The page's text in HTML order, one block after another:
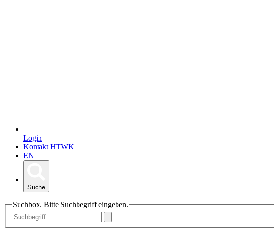
Login
Kontakt HTWK
EN
Suche
Suchbox. Bitte Suchbegriff eingeben.